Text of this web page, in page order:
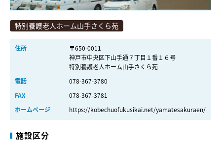
特別養護老人ホーム山手さくら苑
住所
〒650-0011
神戸市中央区下山手通７丁目１番１６号
特別養護老人ホーム山手さくら苑
電話
078-367-3780
FAX
078-367-3781
ホームページ
https://kobechuofukusikai.net/yamatesakuraen/
施設区分